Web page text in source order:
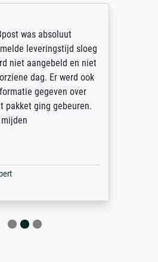
des Leinwanddrucks und
Bild wurde sehr
verpackt, so dass es
uns ankam. Es wird nicht
sein. Vielen